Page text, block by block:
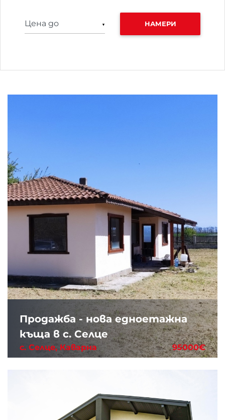
▼ НАМЕРИ
Продажба - нова едноетажна
къща в с. Селце
с. Селце, Каварна 95000€